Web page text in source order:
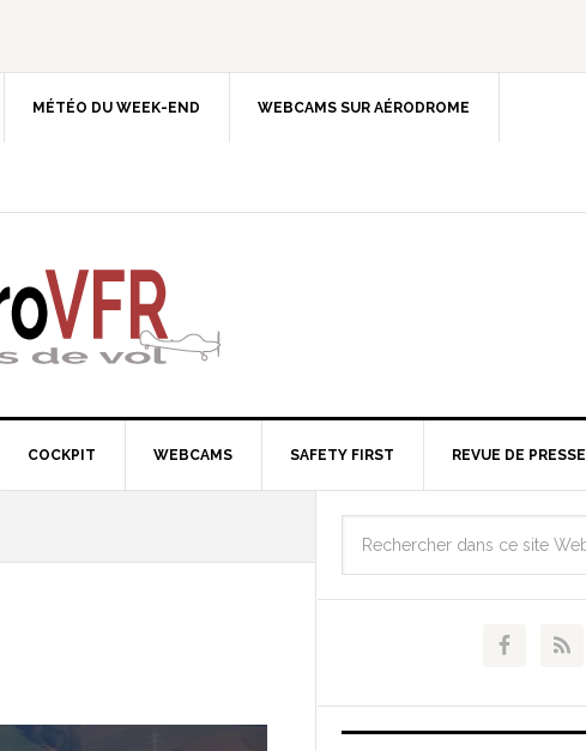
MÉTÉO DU WEEK-END WEBCAMS SUR AÉRODROME
COCKPIT WEBCAMS SAFETY FIRST REVUE DE PRESSE